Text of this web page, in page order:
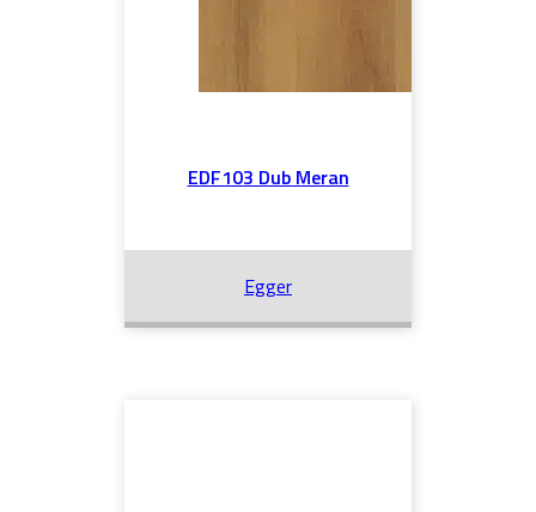
EDF103 Dub Meran
Egger